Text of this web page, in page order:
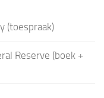
(toespraak)
Reserve (boek +